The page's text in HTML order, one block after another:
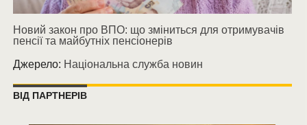
Новий закон про ВПО: що зміниться для отримувачів
пенсії та майбутніх пенсіонерів
Джерело: Національна служба новин
ВІД ПАРТНЕРІВ